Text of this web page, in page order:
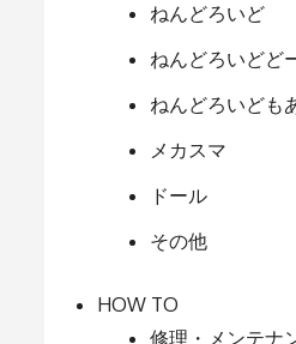
ねんどろいど
ねんどろいどど
ねんどろいども
メカスマ
ドール
その他
HOW TO
修理・メンテナ